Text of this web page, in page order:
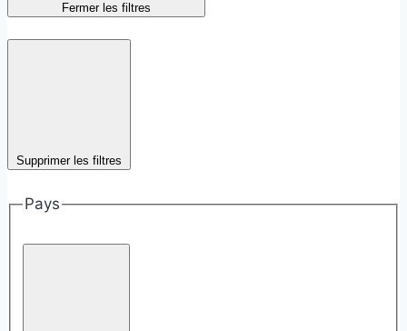
Fermer les filtres
Supprimer les filtres
Pays